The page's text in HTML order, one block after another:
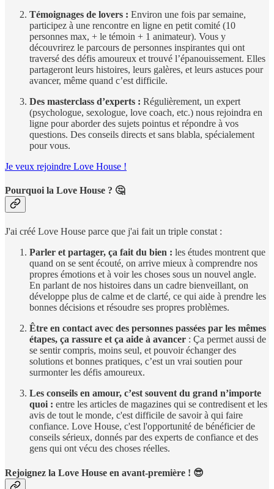
Témoignages de lovers : Environ une fois par semaine,
participez à une rencontre en ligne en petit comité (10
personnes max, + le témoin + 1 animateur). Vous y
découvrirez le parcours de personnes inspirantes qui ont
traversé des défis amoureux et trouvé l’épanouissement. Elles
partageront leurs histoires, leurs galères, et leurs astuces pour
avancer, même quand c’est difficile.
Des masterclass d’experts : Régulièrement, un expert
(psychologue, sexologue, love coach, etc.) nous rejoindra en
ligne pour aborder des sujets pointus et répondre à vos
questions. Des conseils directs et sans blabla, spécialement
pour vous.
Je veux rejoindre Love House !
Pourquoi la Love House ? 🤔
J'ai créé Love House parce que j'ai fait un triple constat :
Parler et partager, ça fait du bien : les études montrent que
quand on se sent écouté, on arrive mieux à comprendre nos
propres émotions et à voir les choses sous un nouvel angle.
En parlant de nos histoires dans un cadre bienveillant, on
développe plus de calme et de clarté, ce qui aide à prendre les
bonnes décisions et résoudre ses propres problèmes.
Être en contact avec des personnes passées par les mêmes
étapes, ça rassure et ça aide à avancer : Ça permet aussi de
se sentir compris, moins seul, et pouvoir échanger des
solutions et bonnes pratiques, c’est un vrai soutien pour
surmonter les défis amoureux.
Les conseils en amour, c’est souvent du grand n’importe
quoi : entre les articles de magazines qui se contredisent et les
avis de tout le monde, c'est difficile de savoir à qui faire
confiance. Love House, c'est l'opportunité de bénéficier de
conseils sérieux, donnés par des experts de confiance et des
gens qui ont vécu des choses réelles.
Rejoignez la Love House en avant-première ! 😎